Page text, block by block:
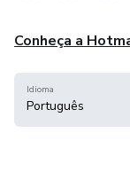
Conheça a
Idioma
Português